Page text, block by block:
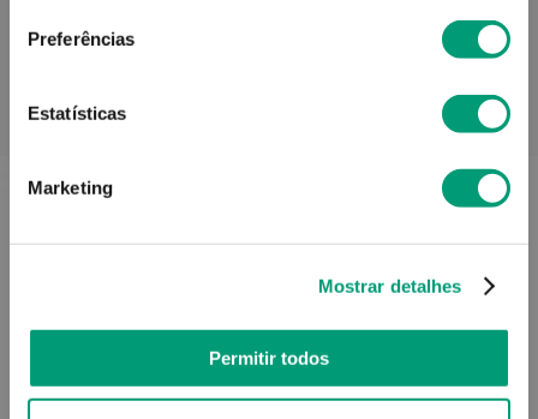
Preferências
Estatísticas
Marketing
Mostrar detalhes
Permitir todos
PODERÁ TAMBÉM GOSTAR